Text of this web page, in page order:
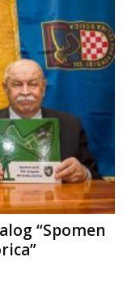
“Spomen